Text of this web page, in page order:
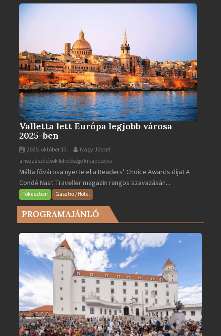
Valletta lett Európa legjobb városa
2025-ben
2025. október 13. Nagy József
Valletta
lett
Európa
legjobb
városa
2025-
bejegyzéshez
a hozzászólások lehetősége kikapcsolva
Málta fővárosa nyerte el a Readers’ Choice Awards díjat A
Condé Nast Traveller magazin rangos szavazásán...
Fókuszban Gasztro / Hotel
PROGRAMAJÁNLÓ